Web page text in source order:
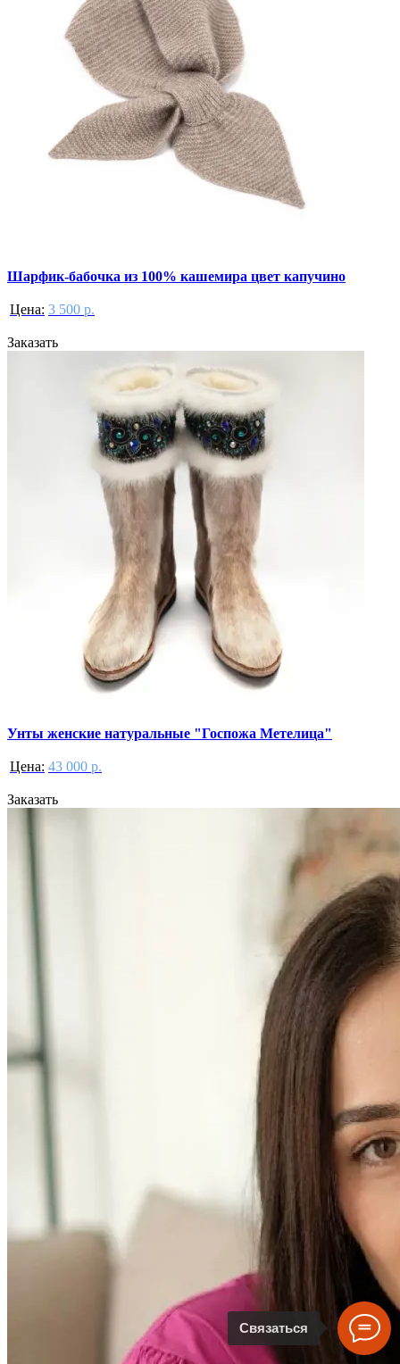
Шарфик-бабочка из 100% кашемира цвет капучино
Цена: 3 500 р.
Заказать
Унты женские натуральные "Госпожа Метелица"
Цена: 43 000 р.
Заказать
Связаться